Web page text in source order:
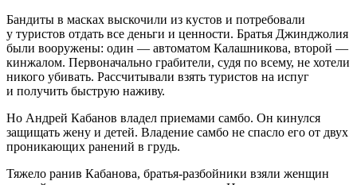
Бандиты в масках выскочили из кустов и потребовали
у туристов отдать все деньги и ценности. Братья Джинджолия
были вооружены: один — автоматом Калашникова, второй —
кинжалом. Первоначально грабители, судя по всему, не хотели
никого убивать. Рассчитывали взять туристов на испуг
и получить быструю наживу.
Но Андрей Кабанов владел приемами самбо. Он кинулся
защищать жену и детей. Владение самбо не спасло его от двух
проникающих ранений в грудь.
Тяжело ранив Кабанова, братья-разбойники взяли женщин